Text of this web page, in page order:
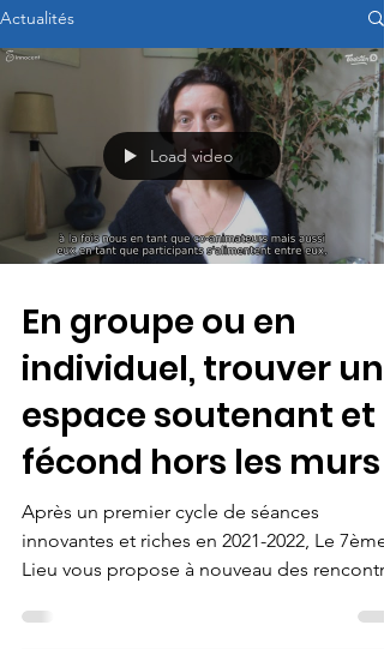
Actualités
Load video
En groupe ou en
individuel, trouver un
espace soutenant et
fécond hors les murs
Après un premier cycle de séances
innovantes et riches en 2021-2022, Le 7ème
Lieu vous propose à nouveau des